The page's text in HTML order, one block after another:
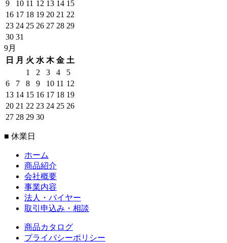
9
10 11 12 13 14 15
16 17 18 19 20 21 22
23 24 25 26 27 28 29
30 31
9月
日
月 火 水 木 金 土
1
2 3 4
5
6
7 8 9 10 11 12
13 14 15 16 17 18 19
20 21 22 23 24 25 26
27 28 29 30
■ 休業日
ホーム
商品紹介
会社概要
事業内容
法人・バイヤー
取引申込み・相談
商品カタログ
プライバシーポリシー